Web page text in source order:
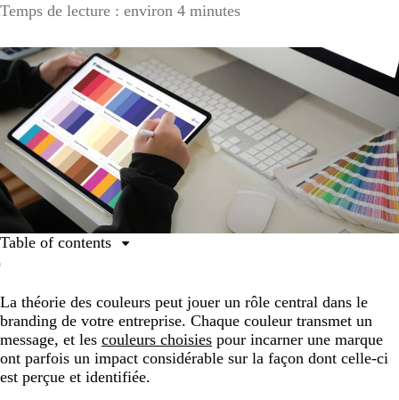
Temps de lecture : environ 4 minutes
La théorie des couleurs peut jouer un rôle central dans le
branding de votre entreprise. Chaque couleur transmet un
message, et les couleurs choisies pour incarner une marque
ont parfois un impact considérable sur la façon dont celle-ci
est perçue et identifiée.
Table of contents
2. Familiarisez-vous avec les notions de couleur chaude
et froide.
3. Associez des couleurs qui reflètent votre marque.
4. Trouvez l’inspiration.